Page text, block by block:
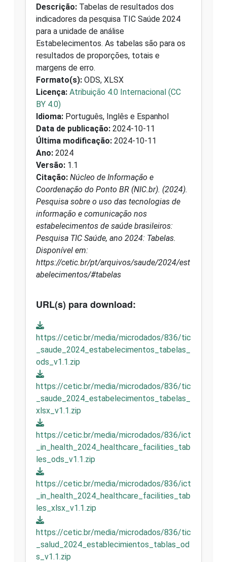
Descrição: Tabelas de resultados dos
indicadores da pesquisa TIC Saúde 2024
para a unidade de análise
Estabelecimentos. As tabelas são para os
resultados de proporções, totais e
margens de erro.
Formato(s): ODS, XLSX
Licença: Atribuição 4.0 Internacional (CC
BY 4.0)
Idioma: Português, Inglês e Espanhol
Data de publicação: 2024-10-11
Última modificação: 2024-10-11
Ano: 2024
Versão: 1.1
Citação: Núcleo de Informação e
Coordenação do Ponto BR (NIC.br). (2024).
Pesquisa sobre o uso das tecnologias de
informação e comunicação nos
estabelecimentos de saúde brasileiros:
Pesquisa TIC Saúde, ano 2024: Tabelas.
Disponível em:
https://cetic.br/pt/arquivos/saude/2024/est
abelecimentos/#tabelas
URL(s) para download:
https://cetic.br/media/microdados/836/tic
_saude_2024_estabelecimentos_tabelas_
ods_v1.1.zip
https://cetic.br/media/microdados/836/tic
_saude_2024_estabelecimentos_tabelas_
xlsx_v1.1.zip
https://cetic.br/media/microdados/836/ict
_in_health_2024_healthcare_facilities_tab
les_ods_v1.1.zip
https://cetic.br/media/microdados/836/ict
_in_health_2024_healthcare_facilities_tab
les_xlsx_v1.1.zip
https://cetic.br/media/microdados/836/tic
_salud_2024_establecimientos_tablas_od
s_v1.1.zip